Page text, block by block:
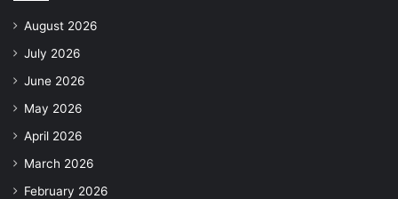
August 2026
July 2026
June 2026
May 2026
April 2026
March 2026
February 2026